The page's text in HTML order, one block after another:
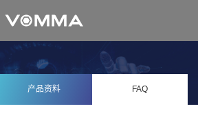
产品资料 FAQ